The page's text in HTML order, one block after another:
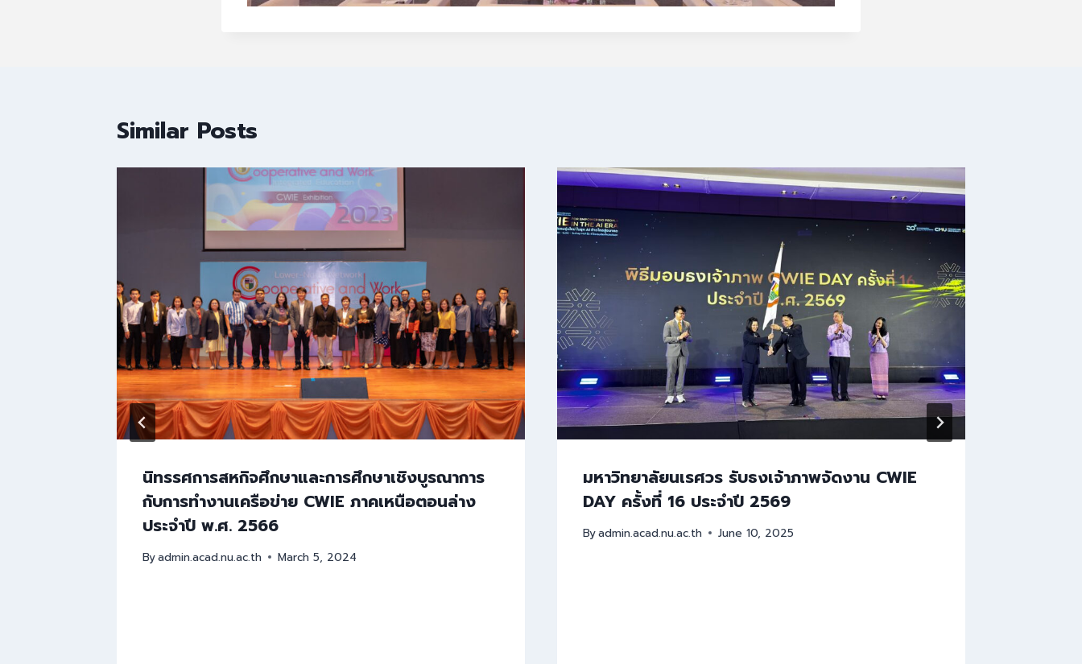
Similar Posts
นิทรรศการสหกิจศึกษาและการศึกษาเชิงบูรณาการ
กับการทำงานเครือข่าย CWIE ภาคเหนือตอนล่าง
ประจำปี พ.ศ. 2566
Byadmin.acad.nu.ac.th March 5, 2024
มหาวิทยาลัยนเรศวร รับธงเจ้าภาพจัดงาน CWIE
DAY ครั้งที่ 16 ประจำปี 2569
Byadmin.acad.nu.ac.th June 10, 2025